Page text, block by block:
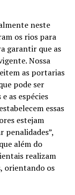
neste
os rios para
garantir que as
Nossa
as portarias
pode ser
as espécies
essas
estejam
penalidades”,
além do
realizam
orientando os